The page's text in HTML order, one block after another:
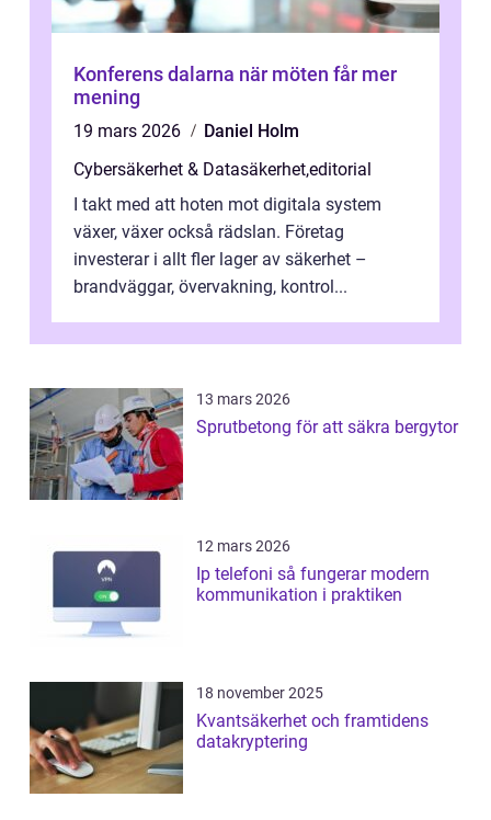
Konferens dalarna när möten får mer
mening
19 mars 2026
Daniel Holm
Cybersäkerhet & Datasäkerhet,editorial
I takt med att hoten mot digitala system
växer, växer också rädslan. Företag
investerar i allt fler lager av säkerhet –
brandväggar, övervakning, kontrol...
13 mars 2026
Sprutbetong för att säkra bergytor
12 mars 2026
Ip telefoni så fungerar modern
kommunikation i praktiken
18 november 2025
Kvantsäkerhet och framtidens
datakryptering